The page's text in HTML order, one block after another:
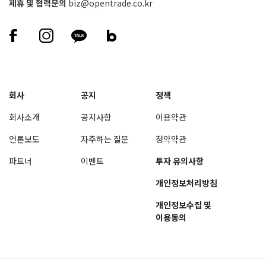
제휴 및 협력문의 biz@opentrade.co.kr
회사
회사소개
언론보도
파트너
공지
공지사항
자주하는 질문
이벤트
정책
이용약관
청약약관
투자 유의사항
개인정보처리방침
개인정보수집 및
이용동의